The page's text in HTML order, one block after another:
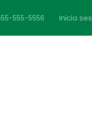
555-5556 Inicia